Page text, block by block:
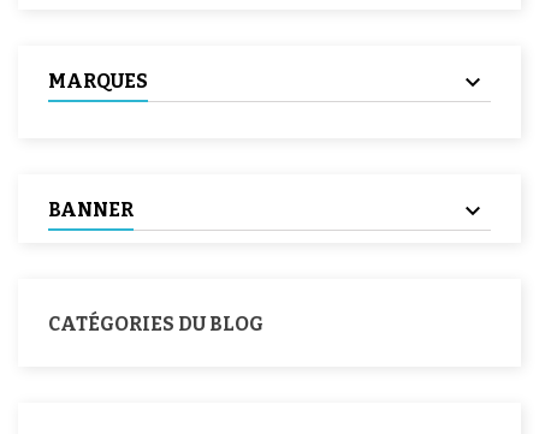
MARQUES
BANNER
CATÉGORIES DU BLOG